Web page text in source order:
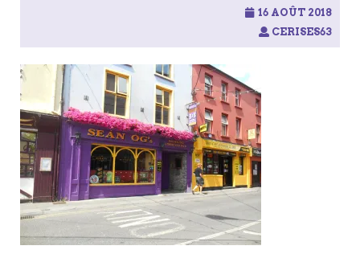
16 AOÛT 2018
CERISES63